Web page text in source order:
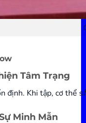
Tâm Trạng
định. Khi tập, cơ thể
Minh Mẫn